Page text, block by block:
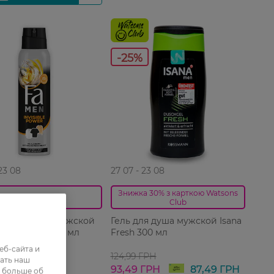
08
спрей мужской
Invisible 150 мл
ГРН
-25%
27 07 - 23 08
Знижка 30% з карткою Watsons
Club
Гель для душа мужской Isana
Fresh 300 мл
124,99 ГРН
93,49 ГРН 87,49 ГРН
сайта и
наш
больше об